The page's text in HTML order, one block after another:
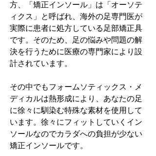
方、「矯正インソール」は「オーソテ
ィクス」と呼ばれ、海外の足専門医が
実際に患者に処方している足部矯正具
です。そのため、足の悩みや問題の解
決を行うために医療の専門家により設
計されています。
その中でもフォームソティックス・メ
ディカルは熱形成により、あなたの足
に徐々に馴染む特殊な素材を使用して
います。徐々にフィットしていくイン
ソールなのでカラダへの負担が少ない
矯正インソールです。